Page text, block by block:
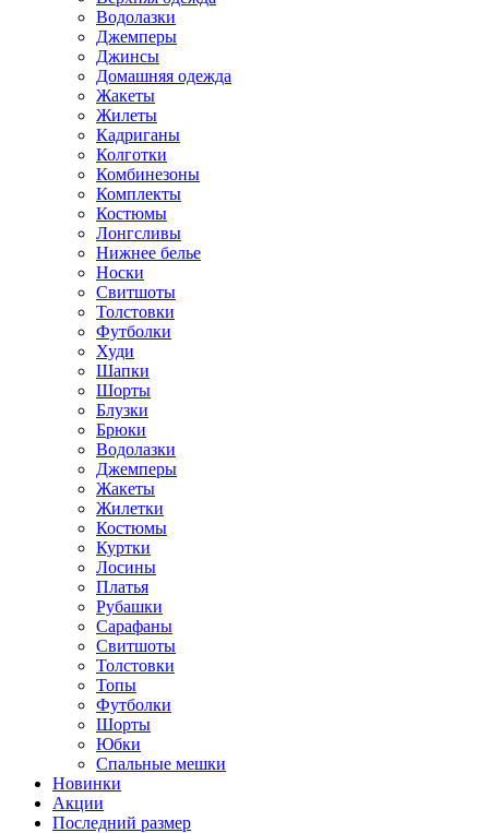
Водолазки
Джемперы
Джинсы
Домашняя одежда
Жакеты
Жилеты
Кадриганы
Колготки
Комбинезоны
Комплекты
Костюмы
Лонгсливы
Нижнее белье
Носки
Свитшоты
Толстовки
Футболки
Худи
Шапки
Шорты
Блузки
Брюки
Водолазки
Джемперы
Жакеты
Жилетки
Костюмы
Куртки
Лосины
Платья
Рубашки
Сарафаны
Свитшоты
Толстовки
Топы
Футболки
Шорты
Юбки
Спальные мешки
Новинки
Акции
Последний размер